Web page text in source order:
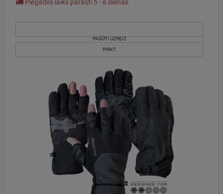
Piegādes laiks parasti 5 - 6 dienas
PASŪTI UZREIZ
PIRKT